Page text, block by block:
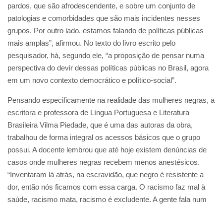
pardos, que são afrodescendente, e sobre um conjunto de
patologias e comorbidades que são mais incidentes nesses
grupos. Por outro lado, estamos falando de políticas públicas
mais amplas”, afirmou. No texto do livro escrito pelo
pesquisador, há, segundo ele, “a proposição de pensar numa
perspectiva do devir dessas políticas públicas no Brasil, agora
em um novo contexto democrático e político-social”.
Pensando especificamente na realidade das mulheres negras, a
escritora e professora de Língua Portuguesa e Literatura
Brasileira Vilma Piedade, que é uma das autoras da obra,
trabalhou de forma integral os acessos básicos que o grupo
possui. A docente lembrou que até hoje existem denúncias de
casos onde mulheres negras recebem menos anestésicos.
“Inventaram lá atrás, na escravidão, que negro é resistente a
dor, então nós ficamos com essa carga. O racismo faz mal à
saúde, racismo mata, racismo é excludente. A gente fala num